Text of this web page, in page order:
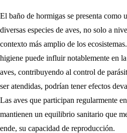
El baño de hormigas se presenta como
diversas especies de aves, no solo a
contexto más amplio de los
higiene puede influir notablemente en
aves, contribuyendo al control de
ser atendidas, podrían tener efectos
Las aves que participan regularmente
mantienen un equilibrio sanitario que
ende, su capacidad de reproducción.